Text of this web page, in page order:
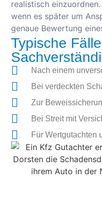
realistisch
wenn es später um
genaue Bewertung
Typische
Nach einem
Bei verdeckten
Zur
Bei Streit mit
Für Wertgutachten